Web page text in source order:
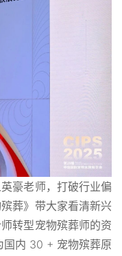
豪老师，打破行业偏
葬》带大家看清新兴
转型宠物殡葬师的资
国内 30 + 宠物殡葬原